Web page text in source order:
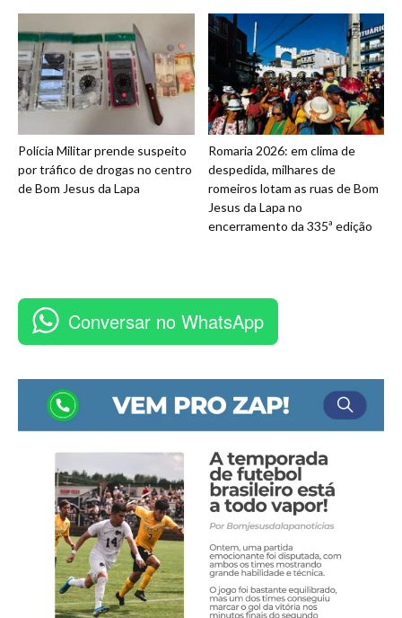
Polícia Militar prende suspeito
por tráfico de drogas no centro
de Bom Jesus da Lapa
Romaria 2026: em clima de
despedida, milhares de
romeiros lotam as ruas de Bom
Jesus da Lapa no
encerramento da 335ª edição
Conversar no WhatsApp